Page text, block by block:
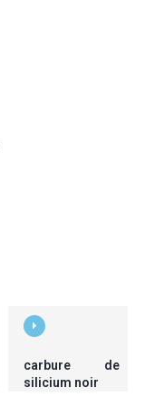
carbure de
silicium noir